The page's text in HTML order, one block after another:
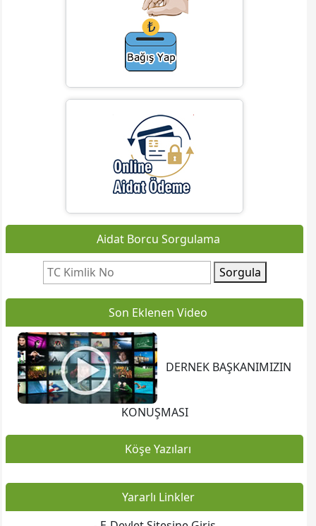
Aidat Borcu Sorgulama
Sorgula
Son Eklenen Video
DERNEK BAŞKANIMIZIN
KONUŞMASI
Köşe Yazıları
Yararlı Linkler